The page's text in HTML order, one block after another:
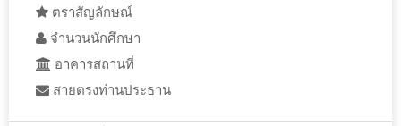
ตราสัญลักษณ์
จำนวนนักศึกษา
อาคารสถานที่
สายตรงท่านประธาน